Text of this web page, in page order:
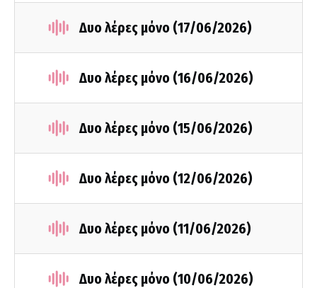
Δυο λέρες μόνο (17/06/2026)
Δυο λέρες μόνο (16/06/2026)
Δυο λέρες μόνο (15/06/2026)
Δυο λέρες μόνο (12/06/2026)
Δυο λέρες μόνο (11/06/2026)
Δυο λέρες μόνο (10/06/2026)